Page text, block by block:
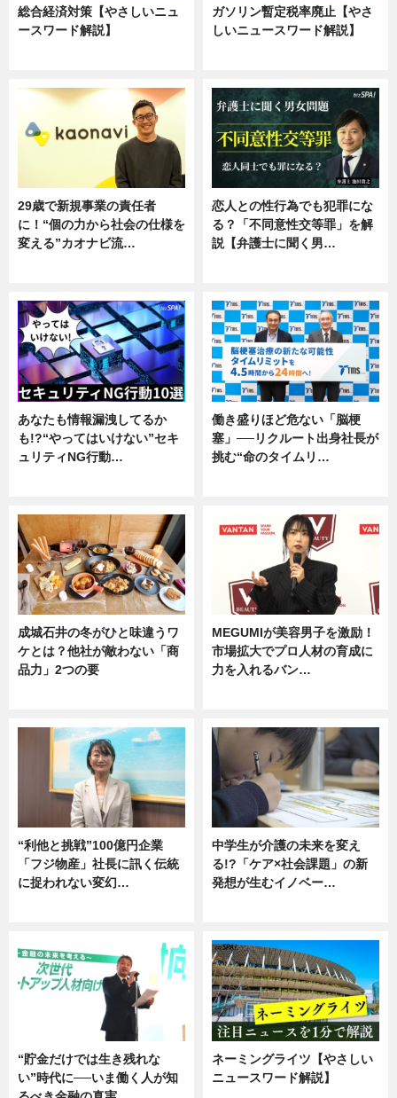
総合経済対策【やさしいニュ
ースワード解説】
ガソリン暫定税率廃止【やさ
しいニュースワード解説】
29歳で新規事業の責任者
に！“個の力から社会の仕様を
変える”カオナビ流…
恋人との性行為でも犯罪にな
る？「不同意性交等罪」を解
説【弁護士に聞く男…
あなたも情報漏洩してるか
も!?“やってはいけない”セキ
ュリティNG行動…
働き盛りほど危ない「脳梗
塞」──リクルート出身社長が
挑む“命のタイムリ…
成城石井の冬がひと味違うワ
ケとは？他社が敵わない「商
品力」2つの要
MEGUMIが美容男子を激励！
市場拡大でプロ人材の育成に
力を入れるバン…
“利他と挑戦”100億円企業
「フジ物産」社長に訊く伝統
に捉われない変幻…
中学生が介護の未来を変え
る!?「ケア×社会課題」の新
発想が生むイノベー…
“貯金だけでは生き残れな
い”時代に──いま働く人が知
ネーミングライツ【やさしい
ニュースワード解説】